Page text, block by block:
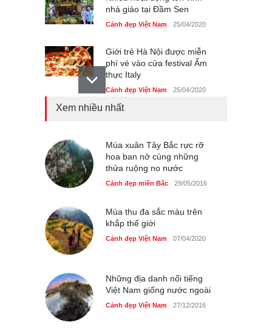
nhà giáo tại Đầm Sen
Cảnh đẹp Việt Nam 25/04/2020
Giới trẻ Hà Nội được miễn
phí vé vào cửa festival Ẩm
thực Italy
Cảnh đẹp Việt Nam 25/04/2020
Cảnh đẹp Việt Nam 25/04/2020
Bán đảo Sơn Trà sẽ là khu
du lịch quốc gia
Chợ đêm Phú Quốc có nhà
vệ sinh miễn phí
40 xe ôtô du lịch tự lái đầu
tiên qua cửa khẩu Móng Cái
Cảnh đẹp Việt Nam 24/04/2020
Xem nhiều nhất
Mùa xuân Tây Bắc rực rỡ
hoa ban nở cùng những
thửa ruộng no nước
Cảnh đẹp miền Bắc 29/05/2016
Mùa thu đa sắc màu trên
khắp thế giới
Cảnh đẹp Việt Nam 07/04/2020
Những địa danh nổi tiếng
Việt Nam giống nước ngoài
Cảnh đẹp Việt Nam 27/12/2016